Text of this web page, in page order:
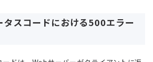
タスコードにおける500エラー